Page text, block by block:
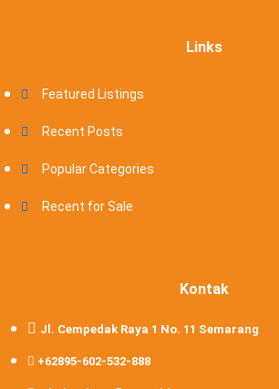
Links
Featured Listings
Recent Posts
Popular Categories
Recent for Sale
Kontak
Jl. Cempedak Raya 1 No. 11 Semarang
+62895-602-532-888